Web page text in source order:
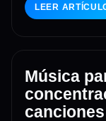
LEER
Música
canciones